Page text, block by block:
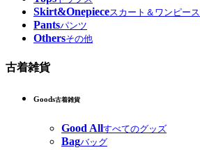
Skirt&Onepieceスカート＆ワンピース
Pantsパンツ
Othersその他
古着雑貨
Goods古着雑貨
Good Allすべてのグッズ
Bagバッグ